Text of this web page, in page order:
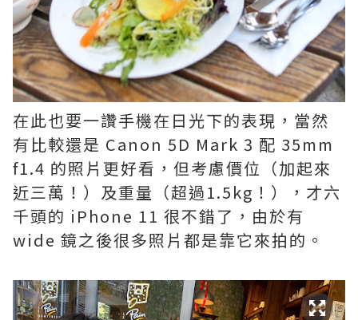
在此也要一讚手機在日光下的表現，當然
有比較還是 Canon 5D Mark 3 配 35mm
f1.4 的照片更好看，但考慮價位（加起來
近三萬！）及重量（超過1.5kg！），才六
千頭的 iPhone 11 很不錯了，由於有
wide 鏡之後很多照片都是靠它來拍的。